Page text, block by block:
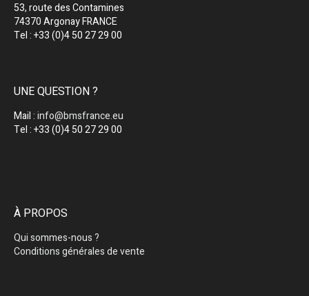
53, route des Contamines
74370 Argonay FRANCE
Tel : +33 (0)4 50 27 29 00
UNE QUESTION ?
Mail :info@bmsfrance.eu
Tel : +33 (0)4 50 27 29 00
À PROPOS
Qui sommes-nous ?
Conditions générales de vente